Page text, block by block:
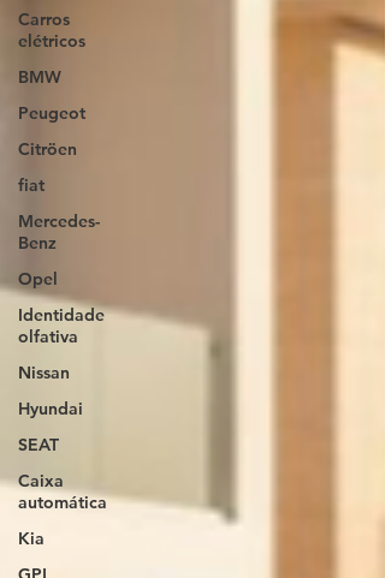
Carros
elétricos
BMW
Peugeot
Citröen
fiat
Mercedes-
Benz
Opel
Identidade
olfativa
Nissan
Hyundai
SEAT
Caixa
automática
Kia